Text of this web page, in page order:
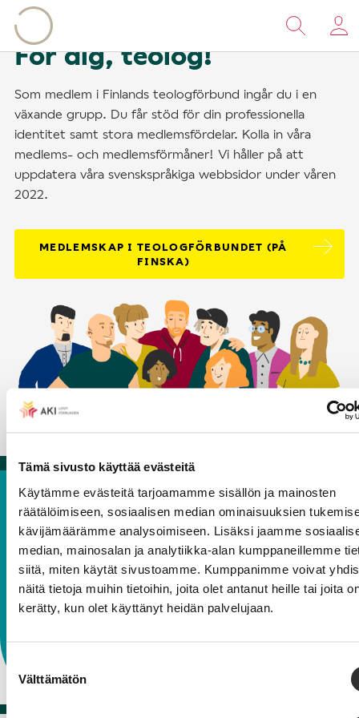
Tämä sivusto käyttää evästeitä
Käytämme evästeitä tarjoamamme sisällön ja mainosten
räätälöimiseen, sosiaalisen median ominaisuuksien
kävijämäärämme analysoimiseen. Lisäksi jaamme
median, mainosalan ja analytiikka-alan kumppaneillemme
siitä, miten käytät sivustoamme. Kumppanimme voivat
näitä tietoja muihin tietoihin, joita olet antanut heille tai joita
kerätty, kun olet käyttänyt heidän palvelujaan.
Suostumuksen
valinta
Välttämätön
Bläddra
innehåll
För dig, teolog!
Som medlem i Finlands teologförbund ingår du i en
växande grupp. Du får stöd för din professionella
identitet samt stora medlemsfördelar. Kolla in våra
medlems- och medlemsförmåner! Vi håller på att
uppdatera våra svenskspråkiga webbsidor under våren
2022.
MEDLEMSKAP I TEOLOGFÖRBUNDET (PÅ
FINSKA)
Tillsammans är vi starkare!
Ännu flär av oss arbetar utanför kyrkan eller
utbildningen – inom föreningar, näringslivet eller den
offentliga sektorn. Teologförbundet stöder sina
medlemmar i arbetslivet och hjälper till att skapa en